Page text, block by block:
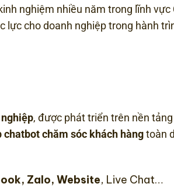
nghiệm nhiều năm trong lĩnh vực
lực cho doanh nghiệp trong hành
, được phát triển trên nền
chatbot chăm sóc khách hàngtoàn
Zalo, Website, Live Chat…